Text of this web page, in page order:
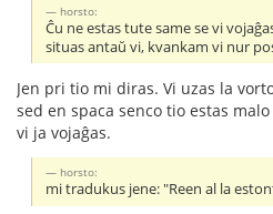
horsto:
Ĉu ne estas tute same se vi
situas antaŭ vi, kvankam vi nur
Jen pri tio mi diras. Vi uzas la
sed en spaca senco tio estas
vi ja vojaĝas.
horsto:
mi tradukus jene: "Reen al la